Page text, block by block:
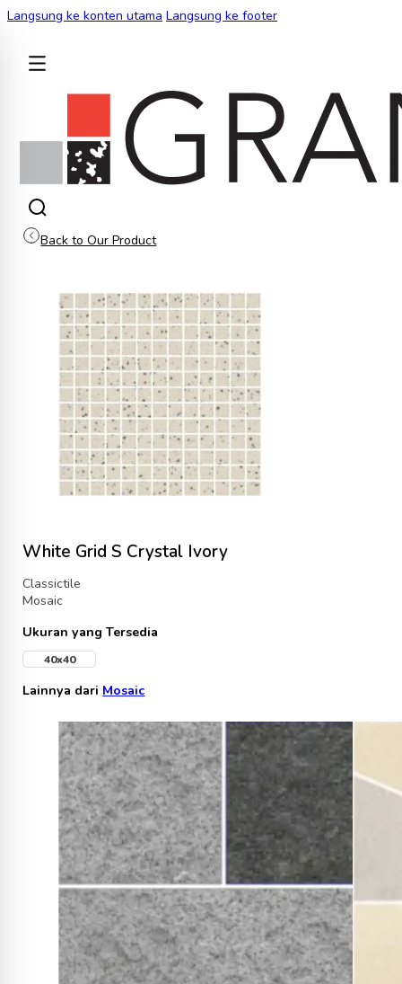
Langsung ke konten utama Langsung ke footer
KEMBALI
Back to Our Product
White Grid S Crystal Ivory
Classictile
Mosaic
Ukuran yang Tersedia
40x40
Lainnya dari Mosaic